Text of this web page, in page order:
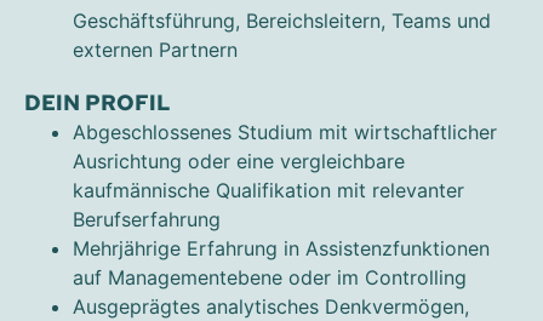
Geschäftsführung, Bereichsleitern, Teams und
externen Partnern
DEIN PROFIL
Abgeschlossenes Studium mit wirtschaftlicher
Ausrichtung oder eine vergleichbare
kaufmännische Qualifikation mit relevanter
Berufserfahrung
Mehrjährige Erfahrung in Assistenzfunktionen
auf Managementebene oder im Controlling
Ausgeprägtes analytisches Denkvermögen,